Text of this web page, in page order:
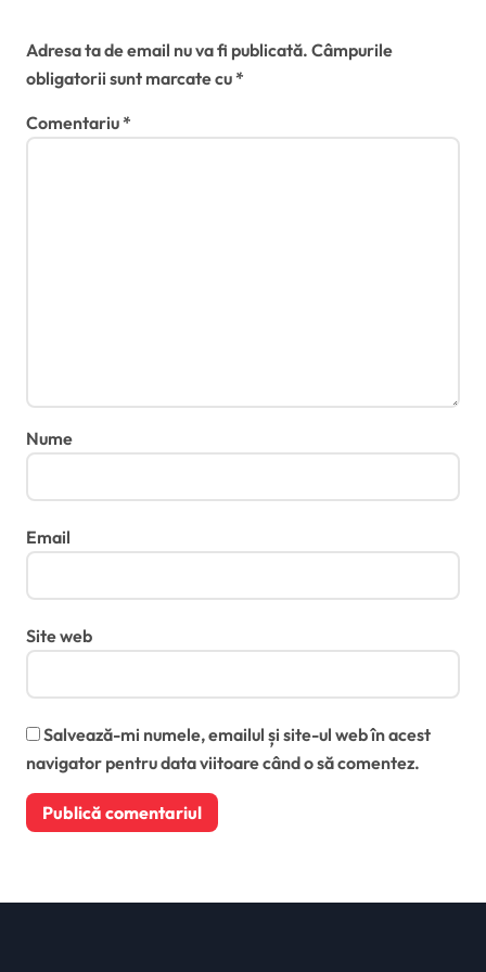
Adresa ta de email nu va fi publicată. Câmpurile
obligatorii sunt marcate cu*
Comentariu*
Nume
Email
Site web
Salvează-mi numele, emailul și site-ul web în acest
navigator pentru data viitoare când o să comentez.